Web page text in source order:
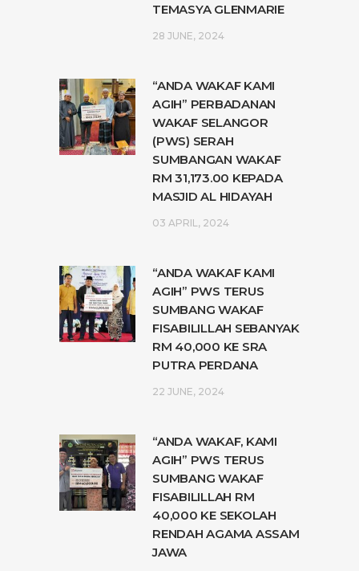
TEMASYA GLENMARIE
28 JUNE, 2024
“ANDA WAKAF KAMI
AGIH” PERBADANAN
WAKAF SELANGOR
(PWS) SERAH
SUMBANGAN WAKAF
RM 31,173.00 KEPADA
MASJID AL HIDAYAH
03 APRIL, 2024
“ANDA WAKAF KAMI
AGIH” PWS TERUS
SUMBANG WAKAF
FISABILILLAH SEBANYAK
RM 40,000 KE SRA
PUTRA PERDANA
22 JUNE, 2024
“ANDA WAKAF, KAMI
AGIH” PWS TERUS
SUMBANG WAKAF
FISABILILLAH RM
40,000 KE SEKOLAH
RENDAH AGAMA ASSAM
JAWA